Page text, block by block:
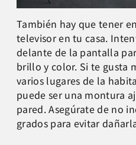
También hay que tener
televisor en tu casa.
delante de la pantalla
brillo y color. Si te gusta
varios lugares de la
puede ser una montura
pared. Asegúrate de no
grados para evitar